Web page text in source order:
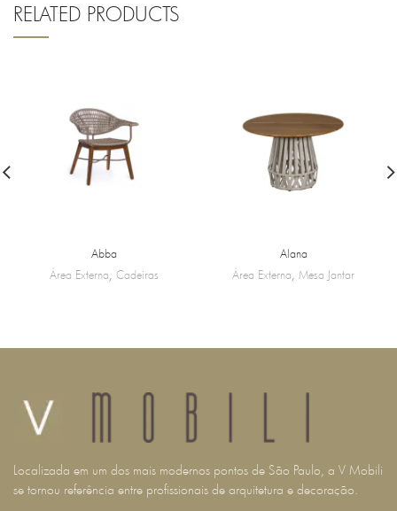
RELATED PRODUCTS
Abba
Área Externa Cadeiras
Alana
Área Externa
Mesa Jantar
Localizada em um dos mais modernos pontos de São Paulo, a V Mobili
se tornou referência entre profissionais de arquitetura e decoração.